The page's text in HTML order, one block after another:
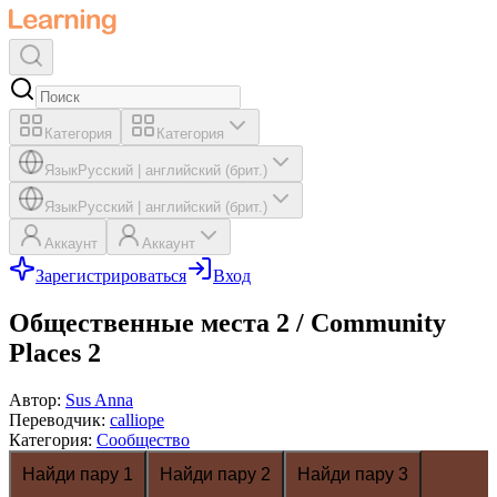
Категория Категория
ЯзыкРусский английский (брит.)
ЯзыкРусский английский (брит.)
Аккаунт Аккаунт
Зарегистрироваться Вход
Общественные места 2 / Community
Places 2
Автор: Sus Anna
Переводчик: calliope
Категория: Сообщество
Найди пару 1
Найди пару 2 Найди пару 3